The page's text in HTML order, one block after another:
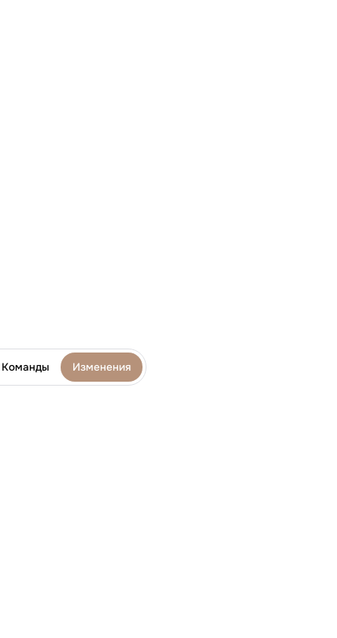
Команды Изменения